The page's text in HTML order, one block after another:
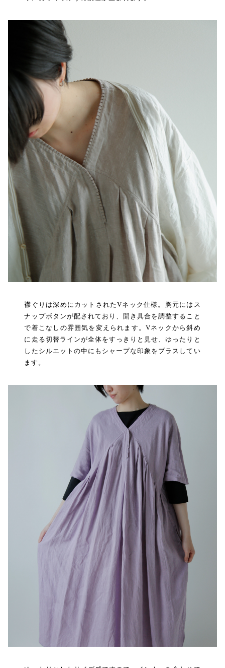
襟ぐりは深めにカットされたVネック仕様。胸元にはス
ナップボタンが配されており、開き具合を調整すること
で着こなしの雰囲気を変えられます。Vネックから斜め
に走る切替ラインが全体をすっきりと見せ、ゆったりと
したシルエットの中にもシャープな印象をプラスしてい
ます。